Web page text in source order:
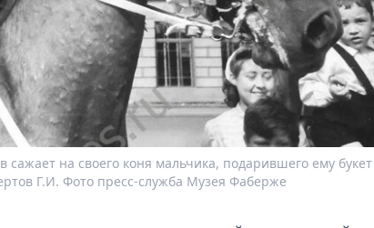
на своего коня мальчика, подарившего ему букет
Г.И. Фото пресс-служба Музея Фаберже